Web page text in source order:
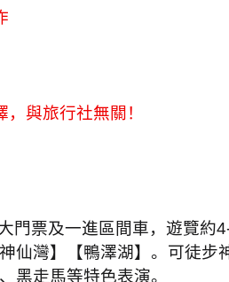
與旅行社無關！
門票及一進區間車，遊覽約
仙灣】【鴨澤湖】。可徒步
黑走馬等特色表演。